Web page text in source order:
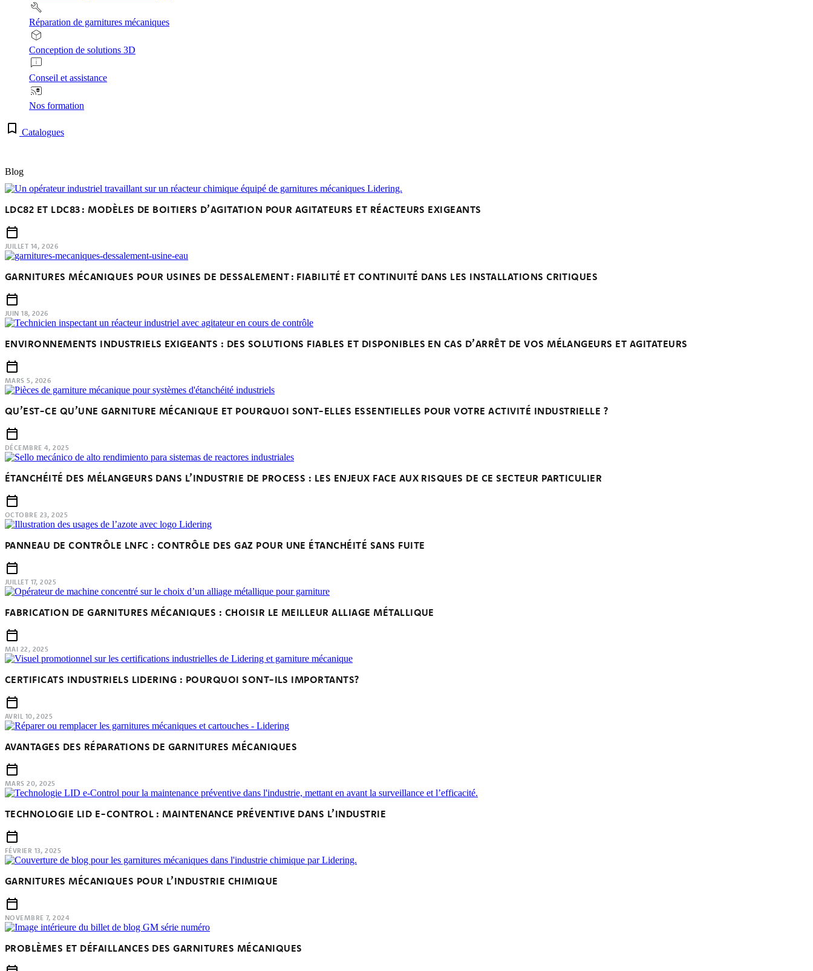
Réparation de garnitures mécaniques
Conception de solutions 3D
Conseil et assistance
Nos formation
Catalogues
Blog
LDC82 ET LDC83 : MODÈLES DE BOITIERS D’AGITATION POUR AGITATEURS ET RÉACTEURS EXIGEANTS
JUILLET 14, 2026
GARNITURES MÉCANIQUES POUR USINES DE DESSALEMENT : FIABILITÉ ET CONTINUITÉ DANS LES INSTALLATIONS CRITIQUES
JUIN 18, 2026
ENVIRONNEMENTS INDUSTRIELS EXIGEANTS : DES SOLUTIONS FIABLES ET DISPONIBLES EN CAS D’ARRÊT DE VOS MÉLANGEURS ET AGITATEURS
MARS 5, 2026
QU’EST-CE QU’UNE GARNITURE MÉCANIQUE ET POURQUOI SONT-ELLES ESSENTIELLES POUR VOTRE ACTIVITÉ INDUSTRIELLE ?
DÉCEMBRE 4, 2025
ÉTANCHÉITÉ DES MÉLANGEURS DANS L’INDUSTRIE DE PROCESS : LES ENJEUX FACE AUX RISQUES DE CE SECTEUR PARTICULIER
OCTOBRE 23, 2025
PANNEAU DE CONTRÔLE LNFC : CONTRÔLE DES GAZ POUR UNE ÉTANCHÉITÉ SANS FUITE
JUILLET 17, 2025
FABRICATION DE GARNITURES MÉCANIQUES : CHOISIR LE MEILLEUR ALLIAGE MÉTALLIQUE
MAI 22, 2025
CERTIFICATS INDUSTRIELS LIDERING : POURQUOI SONT-ILS IMPORTANTS?
AVRIL 10, 2025
AVANTAGES DES RÉPARATIONS DE GARNITURES MÉCANIQUES
MARS 20, 2025
TECHNOLOGIE LID E-CONTROL : MAINTENANCE PRÉVENTIVE DANS L’INDUSTRIE
FÉVRIER 13, 2025
GARNITURES MÉCANIQUES POUR L’INDUSTRIE CHIMIQUE
NOVEMBRE 7, 2024
PROBLÈMES ET DÉFAILLANCES DES GARNITURES MÉCANIQUES